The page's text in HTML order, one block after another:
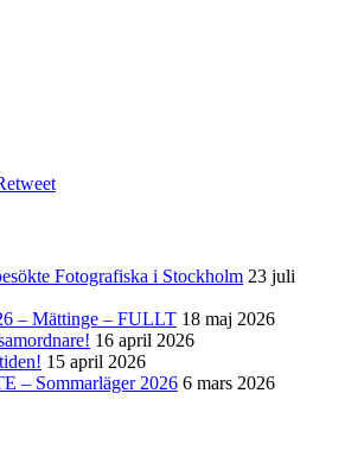
Fotografiska i Stockholm 23 juli
– Mättinge – FULLT 18 maj 2026
16 april 2026
15 april 2026
– Sommarläger 2026 6 mars 2026